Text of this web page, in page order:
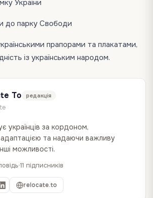
України
до парку Свободи
прапорами та плакатами,
із українським народом.
To редакція
українців за кордоном,
та надаючи важливу
можливості.
11 підписників
relocate.to